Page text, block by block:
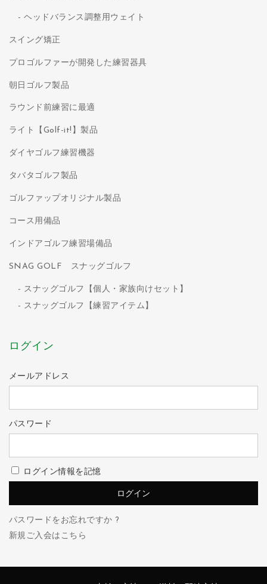
ヘッドバランス調整用ウェイト
スイング矯正
プロゴルファーが開発した練習器具
朝日ゴルフ製品
ラウンド前練習に最適
ライト【Golf-it!】製品
ダイヤゴルフ練習機器
タバタゴルフ製品
ゴルファップオリジナル製品
コース用備品
インドアゴルフ練習場備品
SNAG GOLF スナッグゴルフ
スナッグゴルフ【個人・家族向けセット】
スナッグゴルフ【練習アイテム】
ログイン
メールアドレス
パスワード
ログイン情報を記憶
パスワードをお忘れですか ?
新規ご入会はこちら